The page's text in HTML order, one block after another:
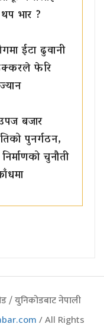
भार ?
ईटा ढुवानी
फेरि
बजार
पुनर्गठन,
चुनौती
/ युनिकोडबाट नेपाली
/ All Rights